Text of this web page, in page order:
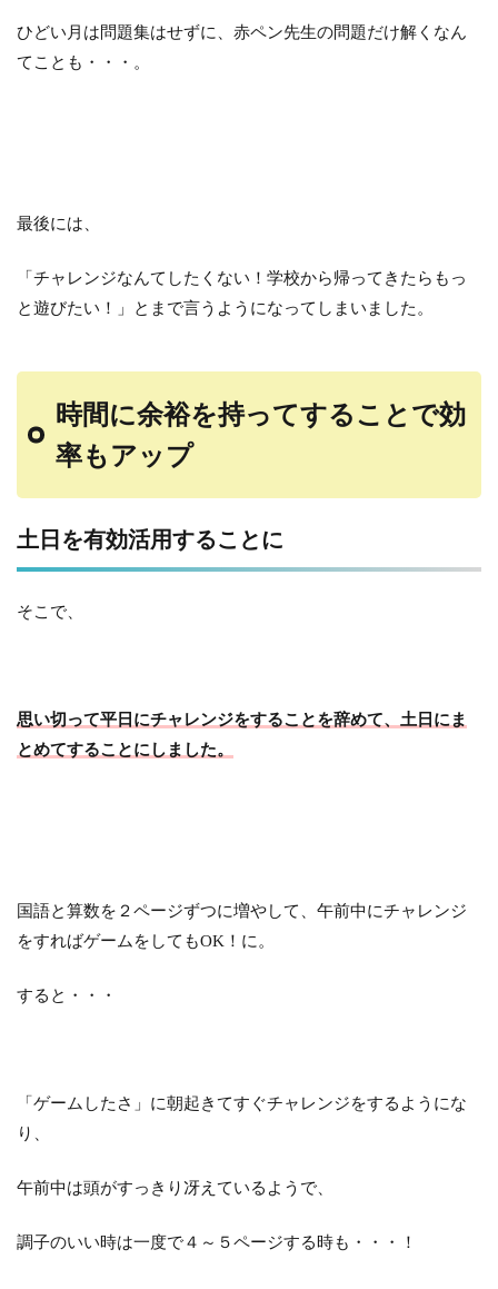
ひどい月は問題集はせずに、赤ペン先生の問題だけ解くなん
てことも・・・。
最後には、
「チャレンジなんてしたくない！学校から帰ってきたらもっ
と遊びたい！」とまで言うようになってしまいました。
時間に余裕を持ってすることで効
率もアップ
土日を有効活用することに
そこで、
思い切って平日にチャレンジをすることを辞めて、土日にま
とめてすることにしました。
国語と算数を２ページずつに増やして、午前中にチャレンジ
をすればゲームをしてもOK！に。
すると・・・
「ゲームしたさ」に朝起きてすぐチャレンジをするようにな
り、
午前中は頭がすっきり冴えているようで、
調子のいい時は一度で４～５ページする時も・・・！